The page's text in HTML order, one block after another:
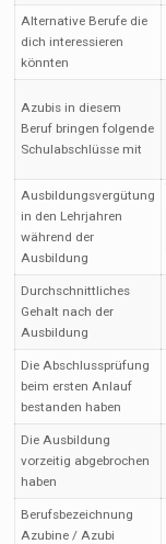
Alternative Berufe die
dich interessieren
könnten
Azubis in diesem
Beruf bringen folgende
Schulabschlüsse mit
Ausbildungsvergütung
in den Lehrjahren
während der
Ausbildung
Durchschnittliches
Gehalt nach der
Ausbildung
Die Abschlussprüfung
beim ersten Anlauf
bestanden haben
Die Ausbildung
vorzeitig abgebrochen
haben
Berufsbezeichnung
Azubine / Azubi